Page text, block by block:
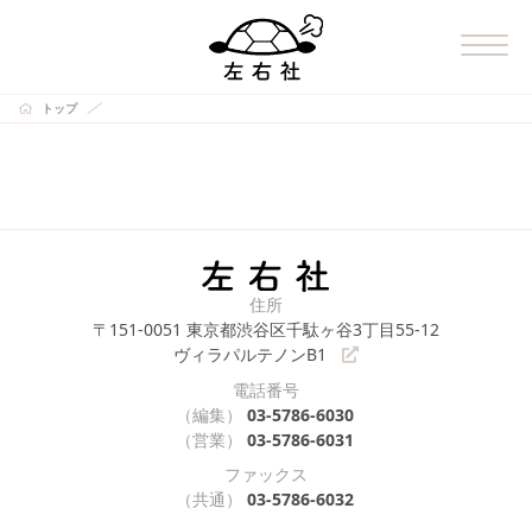
トップ
住所
〒151-0051 東京都渋谷区千駄ヶ谷3丁目55-12
ヴィラパルテノンB1
電話番号
（編集）
03-5786-6030
（営業）
03-5786-6031
ファックス
（共通）
03-5786-6032